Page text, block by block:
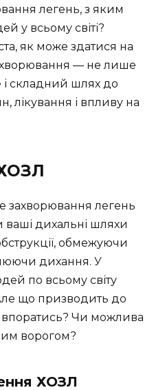
легень, з яким
у всьому світі?
як може здатися на
— не лише
і складний шлях до
лікування і впливу на
захворювання легень
дихальні шляхи
обмежуючи
дихання. У
по всьому світу
що призводить до
впоратись? Чи можлива
ворогом?
ХОЗЛ